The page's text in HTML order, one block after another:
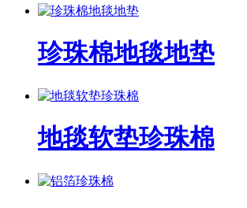
珍珠棉地毯地垫
地毯软垫珍珠棉